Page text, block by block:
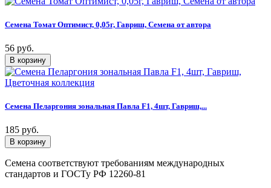
Семена Томат Оптимист, 0,05г, Гавриш, Семена от автора
56 руб.
Семена Пеларгония зональная Павла F1, 4шт, Гавриш,...
185 руб.
Семена соответствуют требованиям международных
стандартов и ГОСТу РФ 12260-81